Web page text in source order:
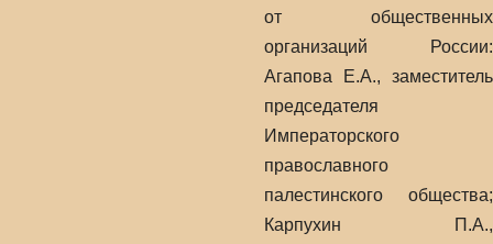
от общественных
организаций России:
Агапова Е.А., заместитель
председателя
Императорского
православного
палестинского общества;
Карпухин П.А.,